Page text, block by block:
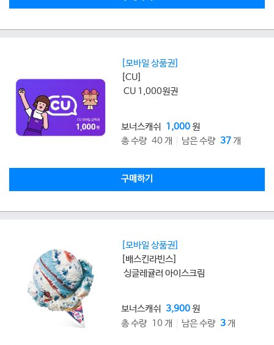
[모바일 상품권]
[CU]
CU 1,000원권
보너스캐쉬 1,000원
총 수량 40 개
남은 수량 37개
구매하기
[모바일 상품권]
[배스킨라빈스]
싱글레귤러 아이스크림
보너스캐쉬 3,900원
총 수량 10 개
남은 수량 3개